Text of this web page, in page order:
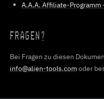
A.A.A. Affiliate-Programm
FRAGEN?
Bei Fragen zu diesen
info@alien-tools.comoder